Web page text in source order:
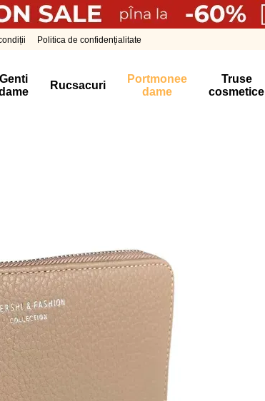
Politica de confidențialitate
Genti
Rucsacuri
Portmonee
dame
Truse
cosmetice